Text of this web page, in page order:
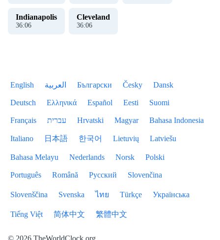
Indianapolis
36:07
Cleveland
36:07
English العربية Български Česky Dansk
Deutsch Ελληνικά Español Eesti Suomi
Français עברית Hrvatski Magyar Bahasa Indonesia
Italiano 日本語 한국어 Lietuvių Latviešu
Bahasa Melayu Nederlands Norsk Polski
Português Română Русский Slovenčina
Slovenščina Svenska ไทย Türkçe Українська
Tiếng Việt 简体中文 繁體中文
© 2026 TheWorldClock.org